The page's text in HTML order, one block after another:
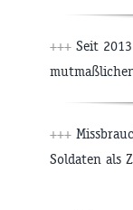
+++ Seit
+++
Soldaten als